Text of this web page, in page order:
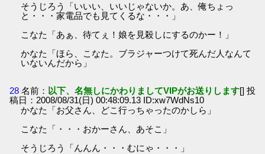
そうじろう「いいい、いいじゃないか。あ、俺ちょっ
と・・・家電品でも見てくるな・・・」
こなた「あぁ、待てぇ！娘を見殺しにするのかー！」
かなた「ほら、こなた。ブラジャーつけて死んだ人なんて
いないんだから」
28 名前： 以下、名無しにかわりましてVIPがお送りします[] 投
稿日：2008/08/31(日) 00:48:09.13 ID:xw7WdNs10
かなた「お父さん、どこ行っちゃったのかしら」
こなた「・・・おかーさん、あそこ」
そうじろう「んんん・・・むにゃ・・・」